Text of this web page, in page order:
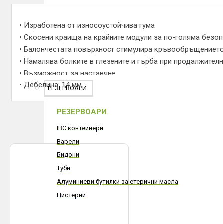
РЕЗЕРВОАРИ
РЕЗЕРВОАРИ
IBC контейнери
Варели
Бидони
Туби
Алуминиеви бутилки за етерични масла
Цистерни
• Изработена от износоустойчива гума
• Скосени краища на крайните модули за по-голяма
• Балончестата повърхност стимулира
• Намалява болките в глезените и гърба при
• Възможност за наставяне
• Дебелина: 14 мм